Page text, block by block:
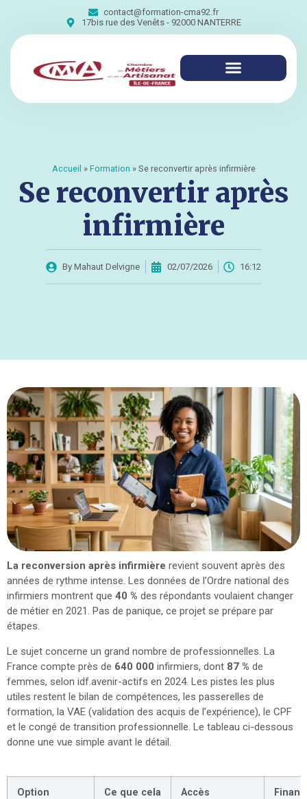
contact@formation-cma92.fr
17bis rue des Venêts - 92000 NANTERRE
Accueil » Formation » Se reconvertir après infirmière
Se reconvertir après
infirmière
By Mahaut Delvigne 02/07/2026 16:12
La reconversion après infirmière revient souvent après des
années de rythme intense. Les données de l’Ordre national des
infirmiers montrent que 40 % des répondants voulaient changer
de métier en 2021. Pas de panique, ce projet se prépare par
étapes.
Le sujet concerne un grand nombre de professionnelles. La
France compte près de 640 000 infirmiers, dont 87 % de
femmes, selon idf.avenir-actifs en 2024. Les pistes les plus
utiles restent le bilan de compétences, les passerelles de
formation, la VAE (validation des acquis de l’expérience), le CPF
et le congé de transition professionnelle. Le tableau ci-dessous
donne une vue simple avant le détail.
Option
Ce que cela
Accès